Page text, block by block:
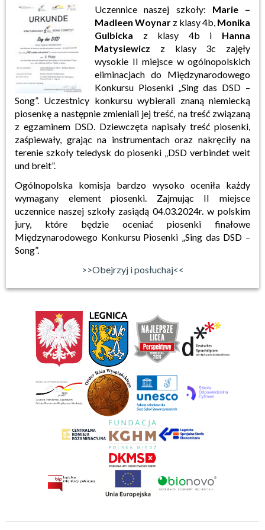
Uczennice naszej szkoły: Marie –
Madleen Woynar z klasy 4b, Monika
Gulbicka z klasy 4b i Hanna
Matysiewicz z klasy 3c zajęły
wysokie II miejsce w ogólnopolskich
eliminacjach do Międzynarodowego
Konkursu Piosenki „Sing das DSD –
Song”. Uczestnicy konkursu wybierali znaną niemiecką
piosenkę a następnie zmieniali jej treść, na treść związaną
z egzaminem DSD. Dziewczęta napisały treść piosenki,
zaśpiewały, grając na instrumentach oraz nakręciły na
terenie szkoły teledysk do piosenki „DSD verbindet weit
und breit”.
Ogólnopolska komisja bardzo wysoko oceniła każdy
wymagany element piosenki. Zajmując II miejsce
uczennice naszej szkoły zasiądą 04.03.2024r. w polskim
jury, które będzie oceniać piosenki finałowe
Międzynarodowego Konkursu Piosenki „Sing das DSD –
Song”.
>>Obejrzyj i posłuchaj<<